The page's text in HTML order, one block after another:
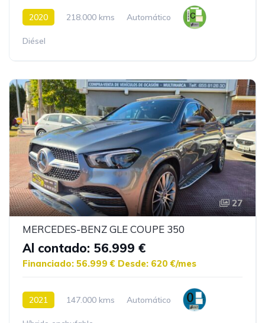
2020 218.000 kms Automático
Diésel
27
MERCEDES-BENZ GLE COUPE 350
Al contado: 56.999 €
Financiado: 56.999 € Desde: 620 €/mes
2021 147.000 kms Automático